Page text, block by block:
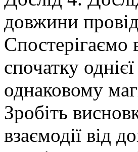
довжини
Спостерігаємо
спочатку
однаковому
Зробіть
взаємодії від